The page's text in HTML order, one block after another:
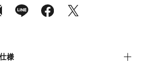
様